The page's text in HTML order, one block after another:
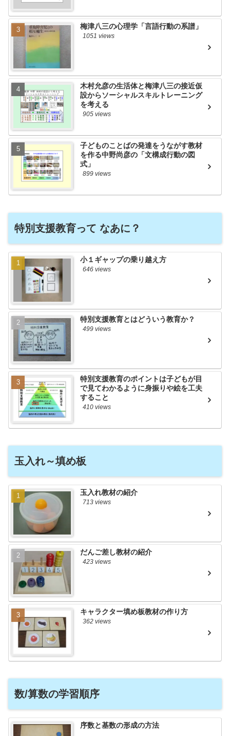
梅津八三の心理学「言語行動の系譜」
1051 views
木村允彦の生活体と梅津八三の接近仮
設からソーシャルスキルトレーニング
を考える
905 views
子どものことばの発達をうながす教材
を作る中野尚彦の「文構成行動の図
式」
899 views
特別支援教育って なあに？
小１ギャップの乗り越え方
646 views
特別支援教育とはどういう教育か？
499 views
特別支援教育のポイントは子どもが目
で見てわかるように身振りや絵を工夫
すること
410 views
玉入れ～填め板
玉入れ教材の紹介
713 views
だんご差し教材の紹介
423 views
キャラクター填め板教材の作り方
362 views
数/算数の学習順序
序数と基数の形成の方法